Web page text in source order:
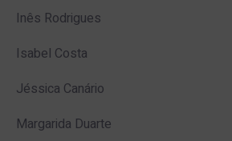
Inês Rodrigues
Isabel Costa
Jéssica Canário
Margarida Duarte